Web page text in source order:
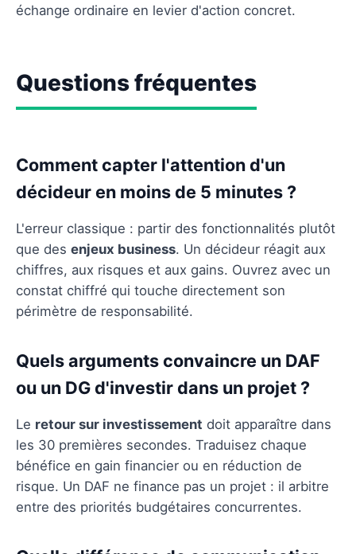
échange ordinaire en levier d'action concret.
Questions fréquentes
Comment capter l'attention d'un
décideur en moins de 5 minutes ?
L'erreur classique : partir des fonctionnalités plutôt
que des enjeux business. Un décideur réagit aux
chiffres, aux risques et aux gains. Ouvrez avec un
constat chiffré qui touche directement son
périmètre de responsabilité.
Quels arguments convaincre un DAF
ou un DG d'investir dans un projet ?
Le retour sur investissement doit apparaître dans
les 30 premières secondes. Traduisez chaque
bénéfice en gain financier ou en réduction de
risque. Un DAF ne finance pas un projet : il arbitre
entre des priorités budgétaires concurrentes.